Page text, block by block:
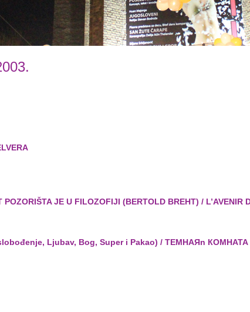
JE U FILOZOFIJI (BERTOLD BREHT) / L’AVENIR
Ljubav, Bog, Super i Pakao) / ТЕМНАЯn